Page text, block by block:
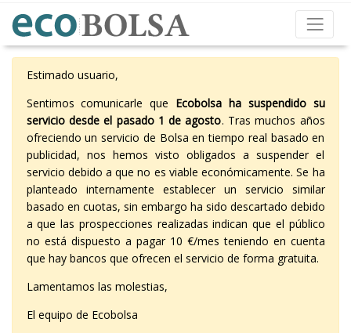
Estimado usuario,
Sentimos comunicarle que Ecobolsa ha suspendido su
servicio desde el pasado 1 de agosto. Tras muchos años
ofreciendo un servicio de Bolsa en tiempo real basado en
publicidad, nos hemos visto obligados a suspender el
servicio debido a que no es viable económicamente. Se ha
planteado internamente establecer un servicio similar
basado en cuotas, sin embargo ha sido descartado debido
a que las prospecciones realizadas indican que el público
no está dispuesto a pagar 10 €/mes teniendo en cuenta
que hay bancos que ofrecen el servicio de forma gratuita.
Lamentamos las molestias,
El equipo de Ecobolsa